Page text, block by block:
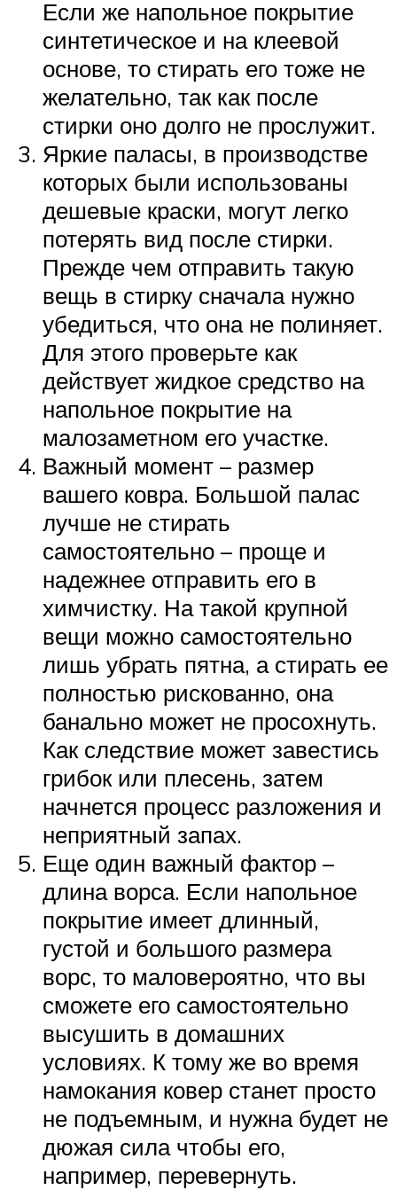
Если же напольное покрытие
синтетическое и на клеевой
основе, то стирать его тоже не
желательно, так как после
стирки оно долго не прослужит.
Яркие паласы, в производстве
которых были использованы
дешевые краски, могут легко
потерять вид после стирки.
Прежде чем отправить такую
вещь в стирку сначала нужно
убедиться, что она не полиняет.
Для этого проверьте как
действует жидкое средство на
напольное покрытие на
малозаметном его участке.
Важный момент – размер
вашего ковра. Большой палас
лучше не стирать
самостоятельно – проще и
надежнее отправить его в
химчистку. На такой крупной
вещи можно самостоятельно
лишь убрать пятна, а стирать ее
полностью рискованно, она
банально может не просохнуть.
Как следствие может завестись
грибок или плесень, затем
начнется процесс разложения и
неприятный запах.
Еще один важный фактор –
длина ворса. Если напольное
покрытие имеет длинный,
густой и большого размера
ворс, то маловероятно, что вы
сможете его самостоятельно
высушить в домашних
условиях. К тому же во время
намокания ковер станет просто
не подъемным, и нужна будет не
дюжая сила чтобы его,
например, перевернуть.